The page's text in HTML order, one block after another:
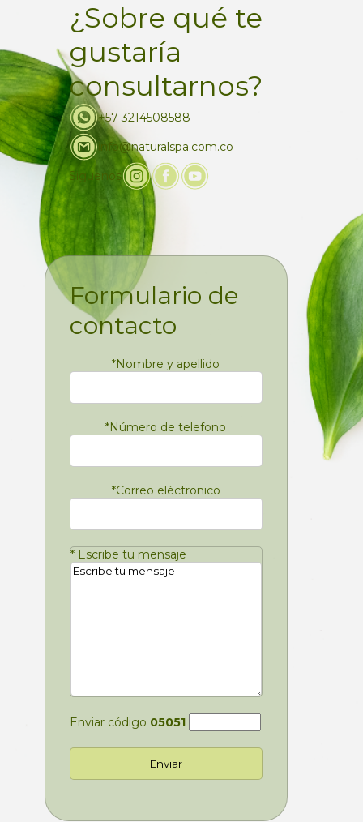
¿Sobre qué te
gustaría
consultarnos?
+57 3214508588
info@naturalspa.com.co
Siguenos
Formulario de
contacto
*Nombre y apellido
*Número de telefono
*Correo eléctronico
* Escribe tu mensaje
Enviar código 05051